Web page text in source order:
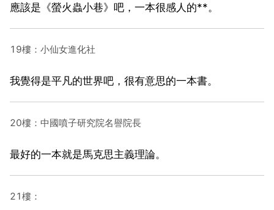
應該是《螢火蟲小巷》吧，一本很感人的**。
19樓：小仙女進化社
我覺得是平凡的世界吧，很有意思的一本書。
20樓：中國噴子研究院名譽院長
最好的一本就是馬克思主義理論。
21樓：